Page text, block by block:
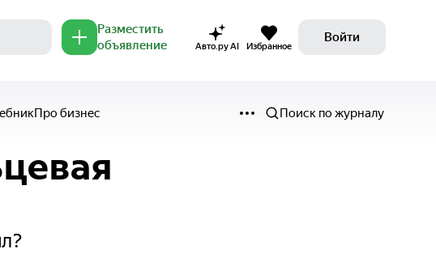
Разместить
объявление
Авто.ру AI Избранное
Войти
Про бизнес Поиск по журналу